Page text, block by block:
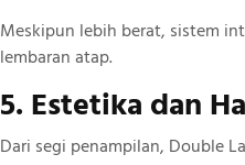
Meskipun lebih berat, sistem
lembaran atap.
5. Estetika dan
Dari segi penampilan, Double